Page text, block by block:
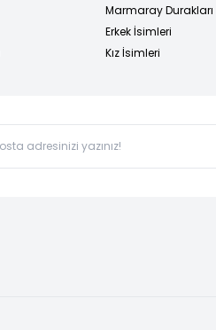
Marmaray Durakları
Erkek İsimleri
Kız İsimleri